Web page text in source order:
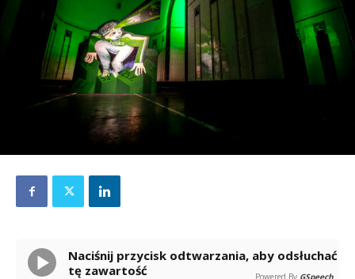
Naciśnij przycisk odtwarzania, aby odsłuchać
tę zawartość